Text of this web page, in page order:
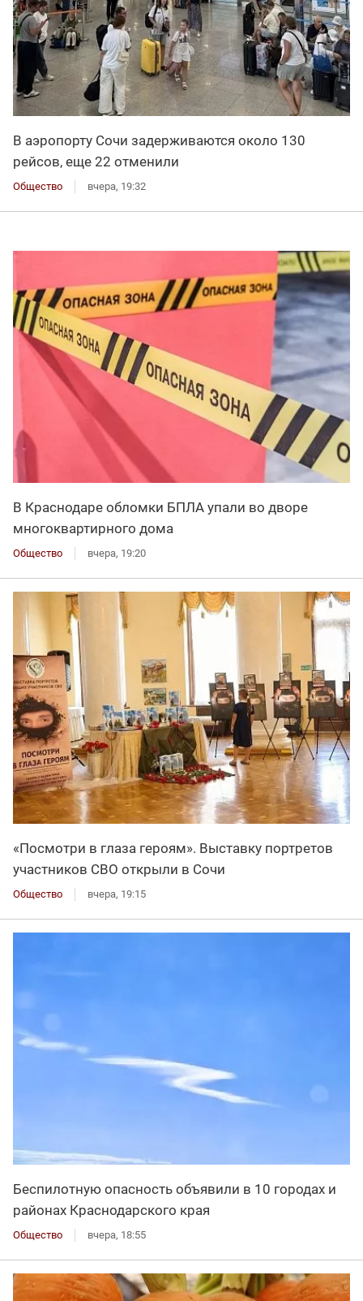
В аэропорту Сочи задерживаются около 130
рейсов, еще 22 отменили
Общество вчера, 19:32
В Краснодаре обломки БПЛА упали во дворе
многоквартирного дома
Общество вчера, 19:20
«Посмотри в глаза героям». Выставку портретов
участников СВО открыли в Сочи
Общество вчера, 19:15
Беспилотную опасность объявили в 10 городах и
районах Краснодарского края
Общество вчера, 18:55